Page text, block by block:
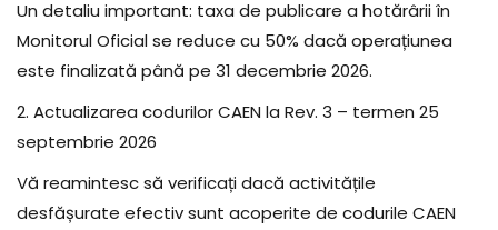
Un detaliu important: taxa de publicare a hotărârii în
Monitorul Oficial se reduce cu 50% dacă operațiunea
este finalizată până pe 31 decembrie 2026.
2. Actualizarea codurilor CAEN la Rev. 3 – termen 25
septembrie 2026
Vă reamintesc să verificați dacă activitățile
desfășurate efectiv sunt acoperite de codurile CAEN